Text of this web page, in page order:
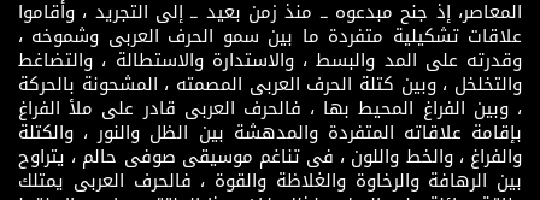
المعاصر، إذ جنح مبدعوه ــ منذ زمن بعيد ــ إلى التجريد ، وأقاموا
علاقات تشكيلية متفردة ما بين سمو الحرف العربى وشموخه ،
وقدرته على المد والبسط ، والاستدارة والاستطالة ، والتضاغط
والتخلخل ، وبين كتلة الحرف العربى المصمته ، المشحونة بالحركة
، وبين الفراغ المحيط بها ، فالحرف العربى قادر على ملأ الفراغ
بإقامة علاقاته المتفردة والمدهشة بين الظل والنور ، والكتلة
والفراغ ، والخط واللون ، فى تناغم موسيقى صوفى حالم ، يتراوح
بين الرهافة والرخاوة والغلاظة والقوة ، فالحرف العربى يمتلك